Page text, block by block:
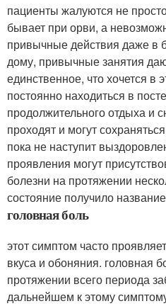
пациенты жалуются не
бывает при орви, а
привычные действия даже в
дому, привычные занятия
единственное, что хочется в
постоянно находиться в
продолжительного отдыха и
проходят и могут
пока не наступит
проявления могут
болезни на протяжении
состояние получило
головная боль
этот симптом часто
вкуса и обоняния. головная
протяжении всего периода
дальнейшем к этому